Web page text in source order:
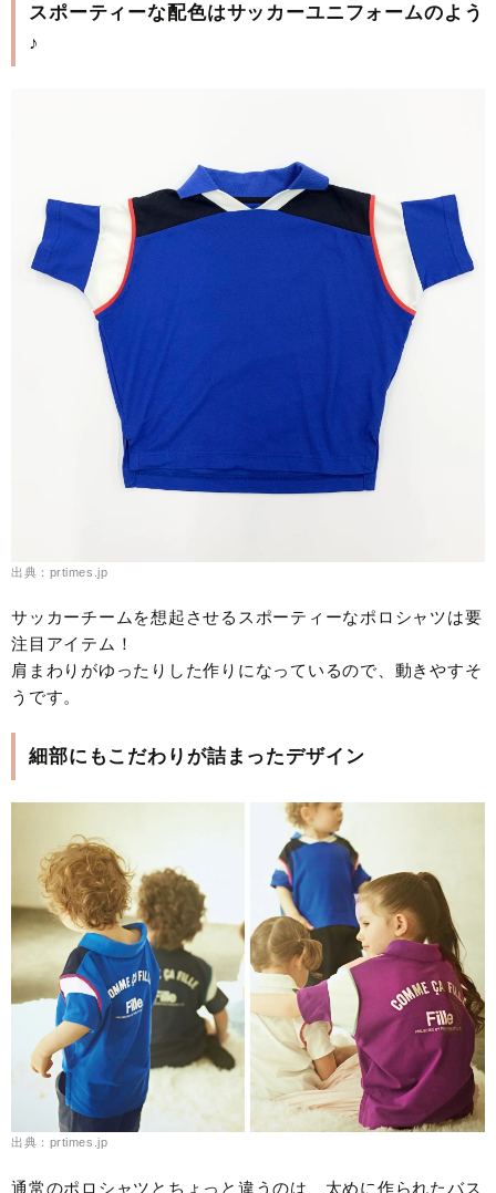
スポーティーな配色はサッカーユニフォームのよう
♪
出典：prtimes.jp
サッカーチームを想起させるスポーティーなポロシャツは要
注目アイテム！
肩まわりがゆったりした作りになっているので、動きやすそ
うです。
細部にもこだわりが詰まったデザイン
出典：prtimes.jp
通常のポロシャツとちょっと違うのは、太めに作られたバス